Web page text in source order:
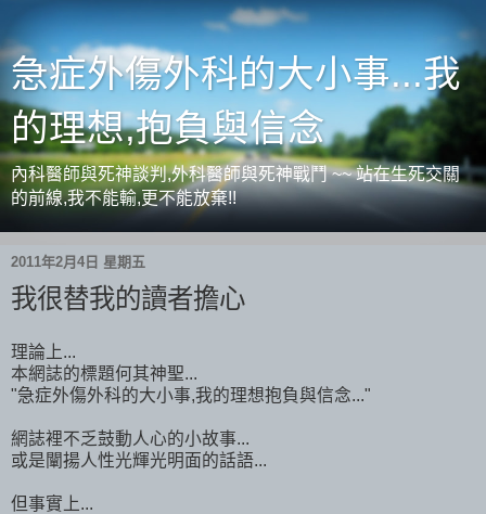
急症外傷外科的大小事...我
的理想,抱負與信念
內科醫師與死神談判,外科醫師與死神戰鬥 ~~ 站在生死交關
的前線,我不能輸,更不能放棄!!
2011年2月4日 星期五
我很替我的讀者擔心
理論上...
本網誌的標題何其神聖...
"急症外傷外科的大小事,我的理想抱負與信念..."
網誌裡不乏鼓動人心的小故事...
或是闡揚人性光輝光明面的話語...
但事實上...